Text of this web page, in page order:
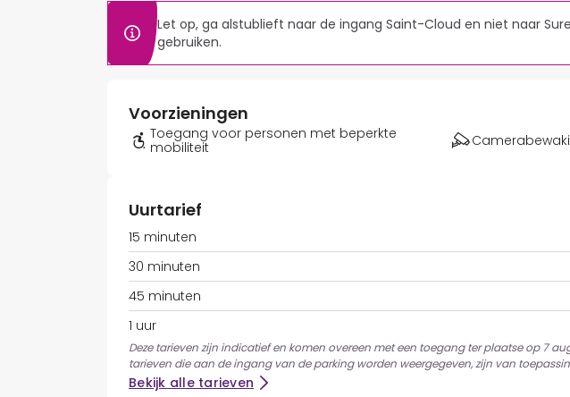
Let op, ga alstublieft naar de ingang Saint-Cloud en niet naar
gebruiken.
Voorzieningen
Toegang voor personen met beperkte
mobiliteit
Uurtarief
15 minuten
30 minuten
45 minuten
1 uur
Deze tarieven zijn indicatief en komen overeen met een toegang ter plaatse op 7
tarieven die aan de ingang van de parking worden weergegeven, zijn van
Bekijk alle tarieven